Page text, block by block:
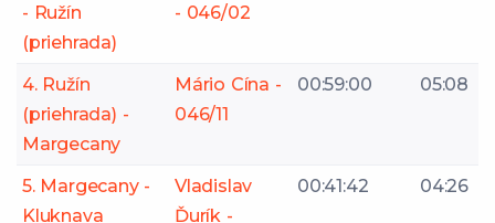
- Ružín
(priehrada)
- 046/02
4. Ružín
(priehrada) -
Margecany
Mário Cína -
046/11
00:59:00 05:08
5. Margecany -
Kluknava
Vladislav
Ďurík -
00:41:42 04:26